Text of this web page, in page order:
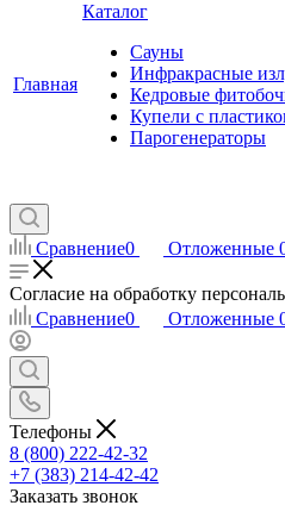
Главная
Каталог
Сауны
Инфракрасные
Кедровые
Купели с
Парогенераторы
Сравнение0 Отложенные
Согласие на обработку
Сравнение0 Отложенные
Телефоны
8 (800) 222-42-32
+7 (383) 214-42-42
Заказать звонок